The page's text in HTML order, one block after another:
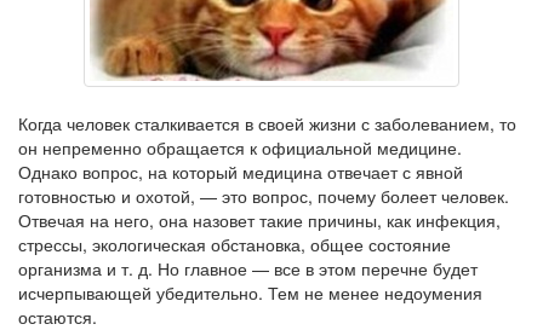
Когда человек сталкивается в своей жизни с заболеванием, то
он непременно обращается к официальной медицине.
Однако вопрос, на который медицина отвечает с явной
готовностью и охотой, — это вопрос, почему болеет человек.
Отвечая на него, она назовет такие причины, как инфекция,
стрессы, экологическая обстановка, общее состояние
организма и т. д. Но главное — все в этом перечне будет
исчерпывающей убедительно. Тем не менее недоумения
остаются.